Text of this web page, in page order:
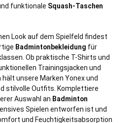
funktionale Squash-Taschen
Look auf dem Spielfeld findest
Badmintonbekleidung für
Ob praktische T-Shirts und
Trainingsjacken und
unsere Marken Yonex und
stilvolle Outfits. Komplettiere
Auswahl an Badminton
Spielen entworfen ist und
und Feuchtigkeitsabsorption